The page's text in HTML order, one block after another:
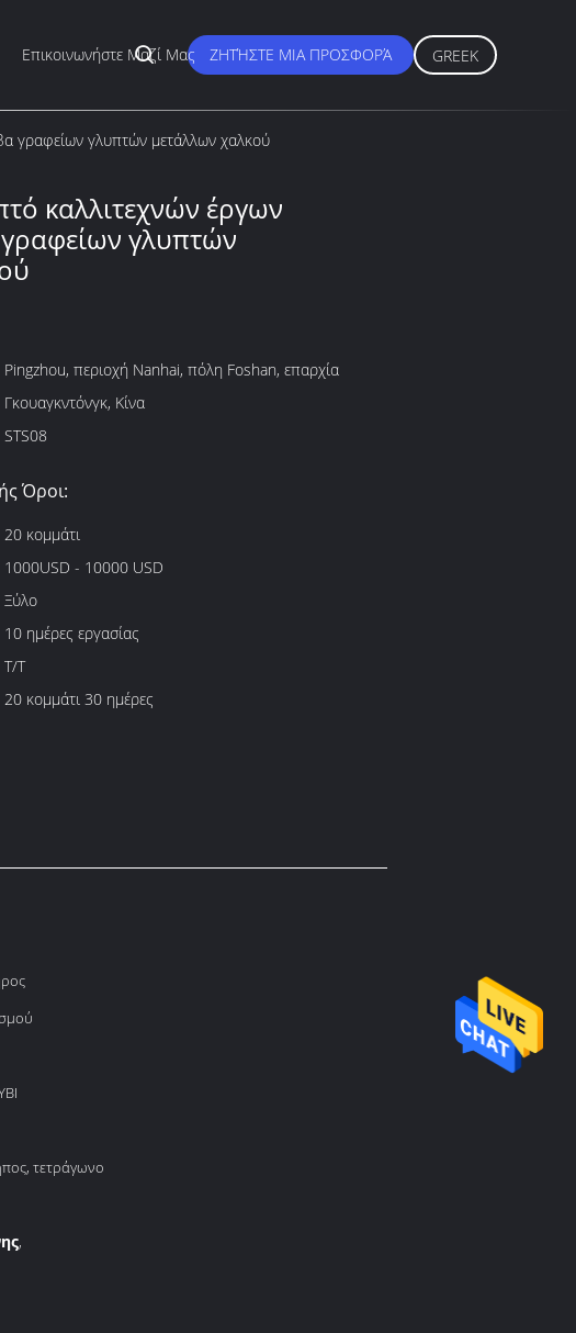
Επικοινωνήστε Μαζί Μας ΖΗΤΉΣΤΕ ΜΙΑ ΠΡΟΣΦΟΡΆ GREEK
γραφείων γλυπτών μετάλλων χαλκού
καλλιτεχνών έργων
γλυπτών
Pingzhou, περιοχή Nanhai, πόλη Foshan, επαρχία
Γκουαγκντόνγκ, Κίνα
STS08
Όροι:
20 κομμάτι
1000USD - 10000 USD
Ξύλο
10 ημέρες εργασίας
T/T
20 κομμάτι 30 ημέρες
τετράγωνο
,